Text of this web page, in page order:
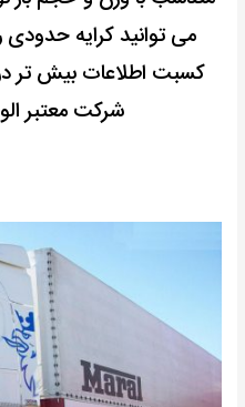
می توانید کرایه حدودی
کسبت اطلاعات بیش تر
شرکت معتبر